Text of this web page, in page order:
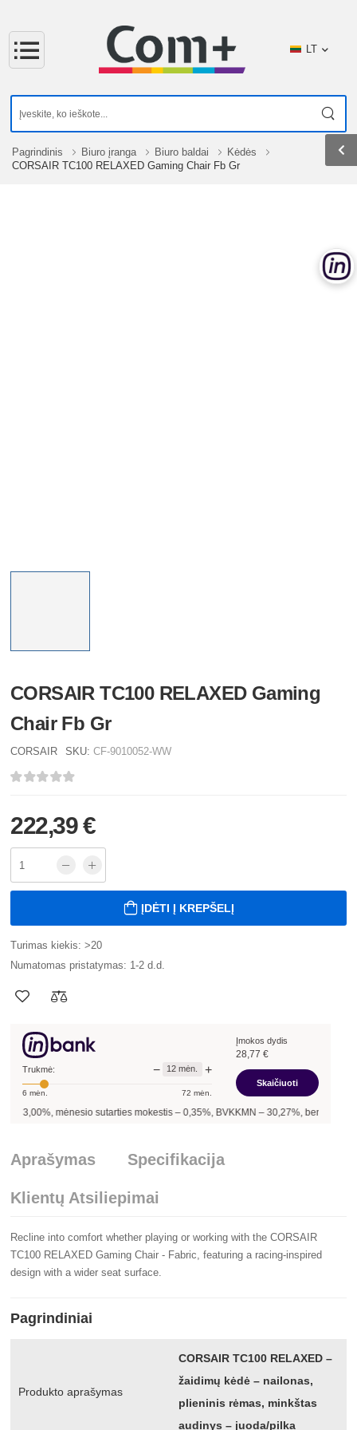
LT
Pagrindinis Biuro įranga Biuro baldai
Kėdės
CORSAIR TC100 RELAXED Gaming Chair Fb Gr
CORSAIR TC100 RELAXED Gaming
Chair Fb Gr
CORSAIR SKU: CF-9010052-WW
222,39 €
ĮDĖTI Į KREPŠELĮ
Turimas kiekis: >20
Numatomas pristatymas: 1-2 d.d.
Trukmė: − 12 mėn. +
6 mėn. 72 mėn.
Įmokos dydis
28,77 €
Skaičiuoti
%, mėnesio sutarties mokestis –0,35%, BVKKMN –30,27%, bendra
Aprašymas Specifikacija
Klientų Atsiliepimai
Recline into comfort whether playing or working with the CORSAIR
TC100 RELAXED Gaming Chair - Fabric, featuring a racing-inspired
design with a wider seat surface.
Pagrindiniai
Produkto aprašymas
CORSAIR TC100 RELAXED –
žaidimų kėdė – nailonas,
plieninis rėmas, minkštas
audinys – juoda/pilka